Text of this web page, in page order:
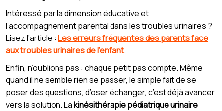
Intéressé par la dimension éducative et
l’accompagnement parental dans les troubles urinaires ?
Lisez l’article : Les erreurs fréquentes des parents face
aux troubles urinaires de l’enfant.
Enfin, n’oublions pas : chaque petit pas compte. Même
quand il ne semble rien se passer, le simple fait de se
poser des questions, d’oser échanger, c’est déjà avancer
vers la solution. Lakinésithérapie pédiatrique urinaire